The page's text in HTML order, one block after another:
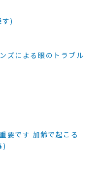
す)
ズによる眼のトラブル
要です 加齢で起こる
)